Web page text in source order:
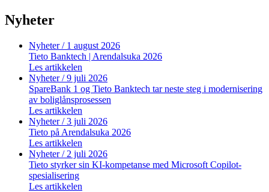
Nyheter
Nyheter/ 1 august 2026
Tieto Banktech | Arendalsuka 2026
Les artikkelen
Nyheter/ 9 juli 2026
SpareBank 1 og Tieto Banktech tar neste steg i modernisering
av boliglånsprosessen
Les artikkelen
Nyheter/ 3 juli 2026
Tieto på Arendalsuka 2026
Les artikkelen
Nyheter/ 2 juli 2026
Tieto styrker sin KI-kompetanse med Microsoft Copilot-
spesialisering
Les artikkelen